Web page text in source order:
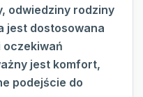
odwiedziny rodziny
jest dostosowana
jest komfort,
podejście do